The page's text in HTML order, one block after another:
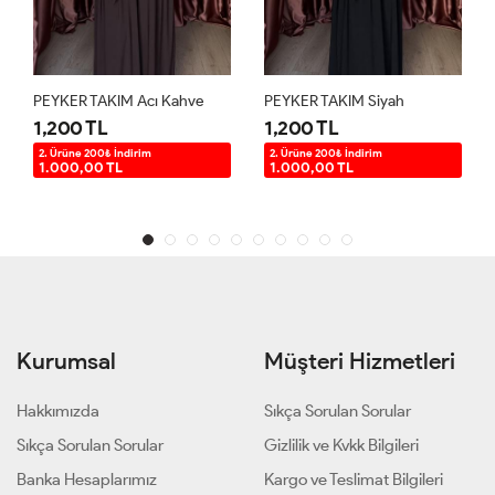
TAKIM Acı Kahve
TL
200₺ İndirim
TL
PEYKER TAKIM Siyah
1,200 TL
2. Ürüne 200₺ İndirim
1.000,00 TL
Kurumsal
Hakkımızda
Sıkça Sorulan Sorular
Banka Hesaplarımız
Müşteri Hizmetleri
Sıkça Sorulan Sorular
Gizlilik ve Kvkk Bilgileri
Kargo ve Teslimat Bilgileri